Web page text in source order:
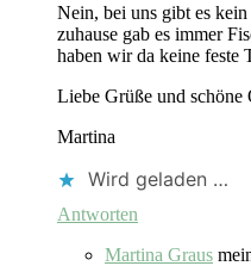
Nein, bei uns gibt es
zuhause gab es immer
haben wir da keine feste
Liebe Grüße und schöne
Martina
Wird geladen …
Antworten
Martina Graus